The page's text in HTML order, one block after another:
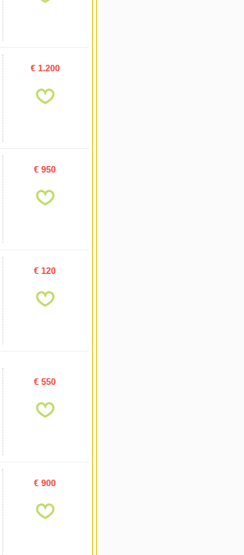
€ 1.200
€ 950
€ 120
€ 550
€ 900